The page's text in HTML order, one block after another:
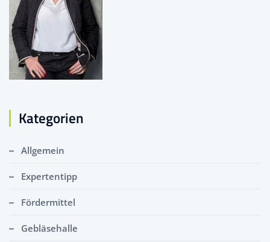
Kategorien
Allgemein
Expertentipp
Fördermittel
Gebläsehalle